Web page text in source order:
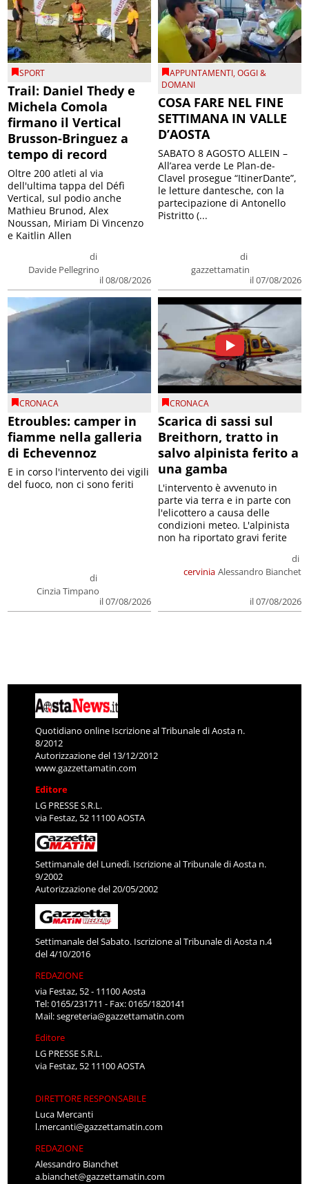
SPORT
Trail: Daniel Thedy e
Michela Comola
firmano il Vertical
Brusson-Bringuez a
tempo di record
di
Davide Pellegrino
il 08/08/2026
Oltre 200 atleti al via
dell'ultima tappa del Défì
Vertical, sul podio anche
Mathieu Brunod, Alex
Noussan, Miriam Di Vincenzo
e Kaitlin Allen
APPUNTAMENTI,OGGI &
DOMANI
COSA FARE NEL FINE
SETTIMANA IN VALLE
D’AOSTA
di
gazzettamatin
il 07/08/2026
SABATO 8 AGOSTO ALLEIN –
All’area verde Le Plan-de-
Clavel prosegue “ItinerDante”,
le letture dantesche, con la
partecipazione di Antonello
Pistritto (...
CRONACA
Etroubles: camper in
fiamme nella galleria
di Echevennoz
di
Cinzia Timpano
il 07/08/2026
E in corso l'intervento dei vigili
del fuoco, non ci sono feriti
CRONACA
Scarica di sassi sul
Breithorn, tratto in
salvo alpinista ferito a
una gamba
cervinia
di
Alessandro Bianchet
il 07/08/2026
L'intervento è avvenuto in
parte via terra e in parte con
l'elicottero a causa delle
condizioni meteo. L'alpinista
non ha riportato gravi ferite
Quotidiano online Iscrizione al Tribunale di Aosta n.
8/2012
Autorizzazione del 13/12/2012
www.gazzettamatin.com
Editore
LG PRESSE S.R.L.
via Festaz, 52 11100 AOSTA
Settimanale del Lunedì. Iscrizione al Tribunale di Aosta n.
9/2002
Autorizzazione del 20/05/2002
Settimanale del Sabato. Iscrizione al Tribunale di Aosta n.4
del 4/10/2016
REDAZIONE
via Festaz, 52 - 11100 Aosta
Tel: 0165/231711 - Fax: 0165/1820141
Mail:segreteria@gazzettamatin.com
Editore
LG PRESSE S.R.L.
via Festaz, 52 11100 AOSTA
DIRETTORE RESPONSABILE
Luca Mercanti
l.mercanti@gazzettamatin.com
REDAZIONE
Alessandro Bianchet
a.bianchet@gazzettamatin.com